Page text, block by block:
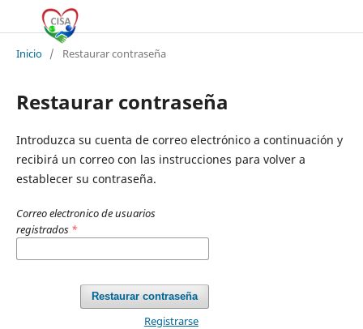
Inicio / Restaurar contraseña
Restaurar contraseña
Introduzca su cuenta de correo electrónico a continuación y
recibirá un correo con las instrucciones para volver a
establecer su contraseña.
Correo electronico de usuarios
registrados *
Restaurar contraseña
Registrarse